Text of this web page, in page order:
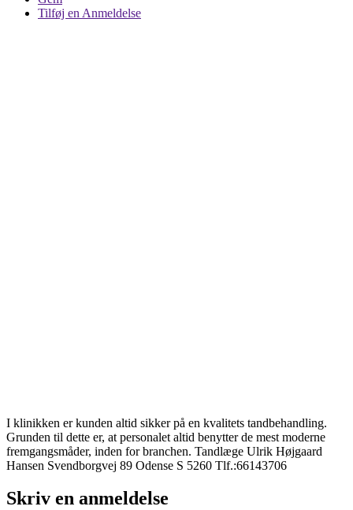
Tilføj en Anmeldelse
I klinikken er kunden altid sikker på en kvalitets tandbehandling.
Grunden til dette er, at personalet altid benytter de mest moderne
fremgangsmåder, inden for branchen. Tandlæge Ulrik Højgaard
Hansen Svendborgvej 89 Odense S 5260 Tlf.:66143706
Skriv en anmeldelse